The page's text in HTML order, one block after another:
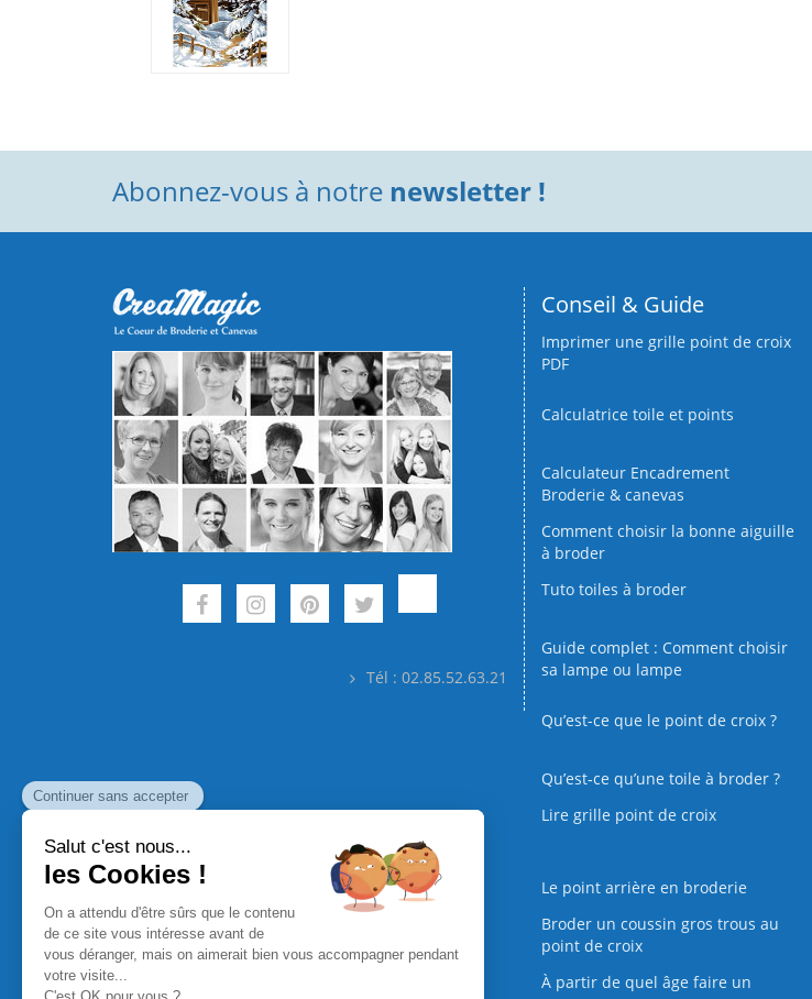
Abonnez-vous à notre newsletter !
Tél : 02.85.52.63.21
Conseil & Guide
Imprimer une grille point de croix
PDF
Calculatrice toile et points
Calculateur Encadrement
Broderie & canevas
Comment choisir la bonne aiguille
à broder
Tuto toiles à broder
Guide complet : Comment choisir
sa lampe ou lampe
Qu’est-ce que le point de croix ?
Qu’est‑ce qu’une toile à broder ?
Lire grille point de croix
Le point arrière en broderie
Broder un coussin gros trous au
point de croix
À partir de quel âge faire un